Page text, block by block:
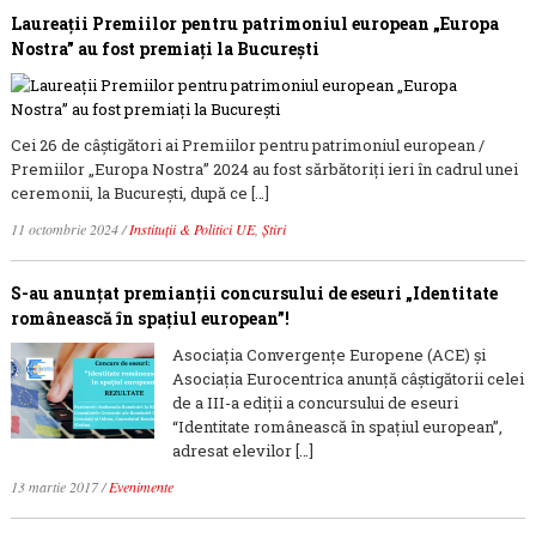
Laureații Premiilor pentru patrimoniul european „Europa
Nostra” au fost premiați la București
Cei 26 de câștigători ai Premiilor pentru patrimoniul european /
Premiilor „Europa Nostra” 2024 au fost sărbătoriți ieri în cadrul unei
ceremonii, la București, după ce […]
11 octombrie 2024/Instituții & Politici UE, Știri
S-au anunţat premianţii concursului de eseuri „Identitate
românească în spaţiul european”!
Asociația Convergențe Europene (ACE) și
Asociația Eurocentrica anunță câștigătorii celei
de a III-a ediții a concursului de eseuri
“Identitate românească în spațiul european”,
adresat elevilor […]
13 martie 2017/Evenimente